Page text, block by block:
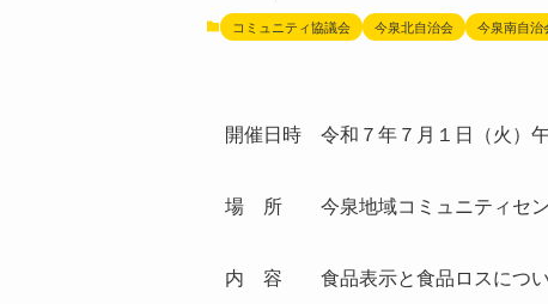
コミュニティ協議会 今泉北自治会 今泉南自治
開催日時 令和７年７月１日（火）
場 所 今泉地域コミュニティセ
内 容 食品表示と食品ロスについ